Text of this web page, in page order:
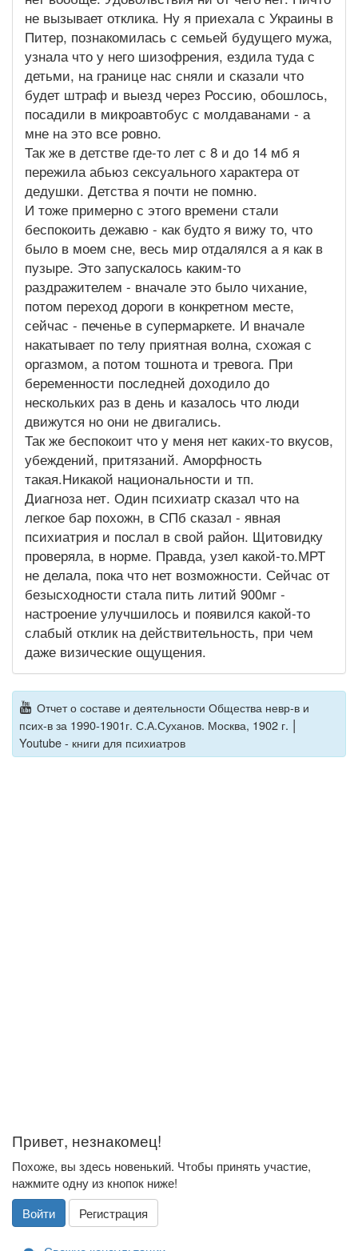
не вызывает отклика. Ну я приехала с Украины в
Питер, познакомилась с семьей будущего мужа,
узнала что у него шизофрения, ездила туда с
детьми, на границе нас сняли и сказали что
будет штраф и выезд через Россию, обошлось,
посадили в микроавтобус с молдаванами - а
мне на это все ровно.
Так же в детстве где-то лет с 8 и до 14 мб я
пережила абьюз сексуального характера от
дедушки. Детства я почти не помню.
И тоже примерно с этого времени стали
беспокоить дежавю - как будто я вижу то, что
было в моем сне, весь мир отдалялся а я как в
пузыре. Это запускалось каким-то
раздражителем - вначале это было чихание,
потом переход дороги в конкретном месте,
сейчас - печенье в супермаркете. И вначале
накатывает по телу приятная волна, схожая с
оргазмом, а потом тошнота и тревога. При
беременности последней доходило до
нескольких раз в день и казалось что люди
движутся но они не двигались.
Так же беспокоит что у меня нет каких-то вкусов,
убеждений, притязаний. Аморфность
такая.Никакой национальности и тп.
Диагноза нет. Один психиатр сказал что на
легкое бар похожн, в СПб сказал - явная
психиатрия и послал в свой район. Щитовидку
проверяла, в норме. Правда, узел какой-то.МРТ
не делала, пока что нет возможности. Сейчас от
безысходности стала пить литий 900мг -
настроение улучшилось и появился какой-то
слабый отклик на действительность, при чем
даже визические ощущения.
Отчет о составе и деятельности Общества невр-в и
псих-в за 1990-1901г. С.А.Суханов. Москва, 1902 г. |
Youtube - книги для психиатров
Привет, незнакомец!
Похоже, вы здесь новенький. Чтобы принять участие,
нажмите одну из кнопок ниже!
Войти
Регистрация